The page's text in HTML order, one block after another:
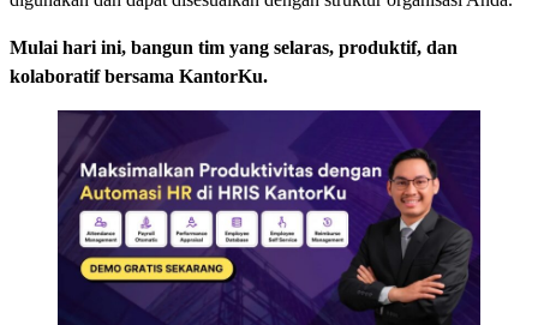
Mulai hari ini, bangun tim yang selaras, produktif, dan
kolaboratif bersama KantorKu.